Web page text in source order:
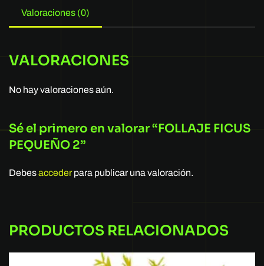
Valoraciones (0)
VALORACIONES
No hay valoraciones aún.
Sé el primero en valorar “FOLLAJE FICUS
PEQUEÑO 2”
Debesacceder para publicar una valoración.
PRODUCTOS RELACIONADOS